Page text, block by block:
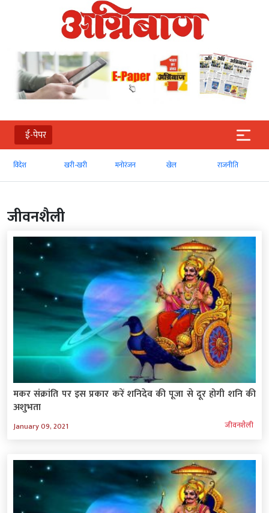
ई-पेपर
खरी-खरी मनोरंजन खेल राजनीति व्‍यापार
जीवनशैली
मकर संक्रांति पर इस प्रकार करें शनिदेव की पूजा से दूर होगी शनि की
अशुभता
January 09, 2021 जीवनशैली